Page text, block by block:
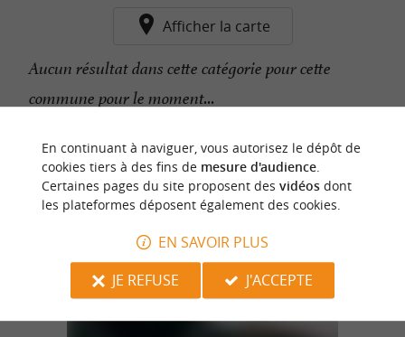
Afficher la carte
Aucun résultat dans cette catégorie pour cette
commune pour le moment...
n
o
t
r
e
c
o
u
p
d
e
c
o
e
u
r
En continuant à naviguer, vous autorisez le dépôt de
cookies tiers à des fins de mesure d'audience.
Certaines pages du site proposent des vidéosdont
les plateformes déposent également des cookies.
EN SAVOIR PLUS
JE REFUSE
J'ACCEPTE